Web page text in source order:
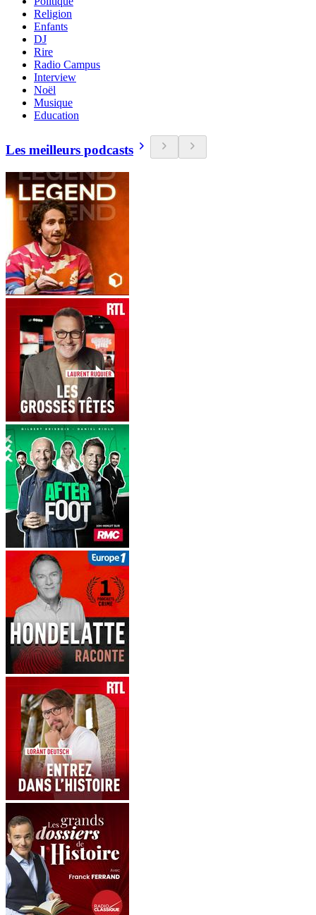
Religion
Enfants
DJ
Rire
Radio Campus
Interview
Noël
Musique
Education
Les meilleurs podcasts